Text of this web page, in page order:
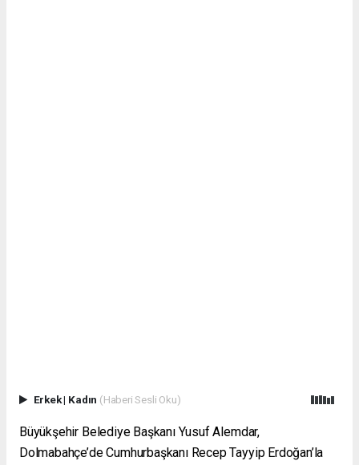
Erkek| Kadın (Haberi Sesli Oku)
Büyükşehir Belediye Başkanı Yusuf Alemdar,
Dolmabahçe’de Cumhurbaşkanı Recep Tayyip Erdoğan’la